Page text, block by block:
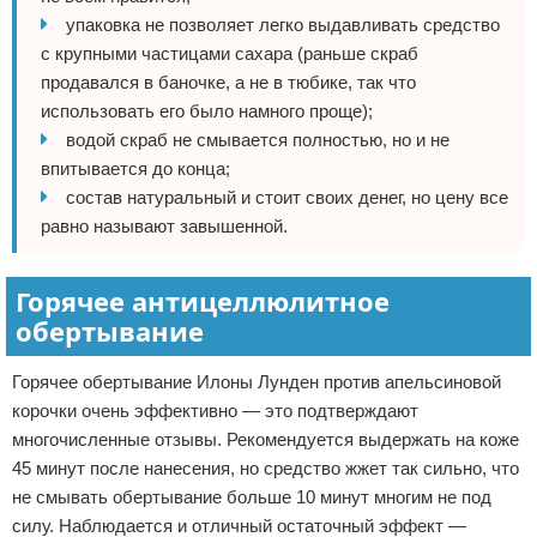
упаковка не позволяет легко выдавливать средство
с крупными частицами сахара (раньше скраб
продавался в баночке, а не в тюбике, так что
использовать его было намного проще);
водой скраб не смывается полностью, но и не
впитывается до конца;
состав натуральный и стоит своих денег, но цену все
равно называют завышенной.
Горячее антицеллюлитное
обертывание
Горячее обертывание Илоны Лунден против апельсиновой
корочки очень эффективно — это подтверждают
многочисленные отзывы. Рекомендуется выдержать на коже
45 минут после нанесения, но средство жжет так сильно, что
не смывать обертывание больше 10 минут многим не под
силу. Наблюдается и отличный остаточный эффект —